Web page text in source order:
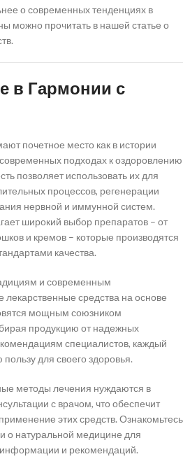
о современных тенденциях в
можно прочитать в нашей статье о
в Гармонии с
почетное место как в истории
подходах к оздоровлению
позволяет использовать их для
процессов, регенерации
нервной и иммунной систем.
широкий выбор препаратов – от
и кремов – которые производятся
качества.
и современным
средства на основе
мощным союзником
продукцию от надежных
специалистов, каждый
для своего здоровья.
методы лечения нуждаются в
с врачом, что обеспечит
этих средств. Ознакомьтесь
о натуральной медицине для
и рекомендаций.